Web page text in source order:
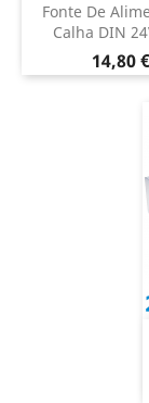
Fonte De
Calha DIN
Preço
14,80 €